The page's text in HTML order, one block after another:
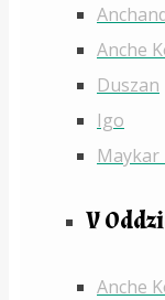
Anche
Duszan
Igo
Maykar
V
Anche